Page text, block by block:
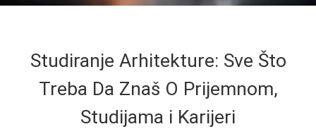
Studiranje Arhitekture: Sve Što
Treba Da Znaš O Prijemnom,
Studijama i Karijeri